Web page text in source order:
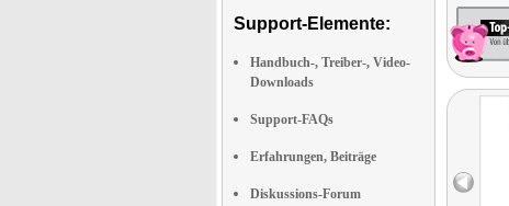
Support-Elemente:
Handbuch-, Treiber-, Video-
Downloads
Support-FAQs
Erfahrungen, Beiträge
Diskussions-Forum